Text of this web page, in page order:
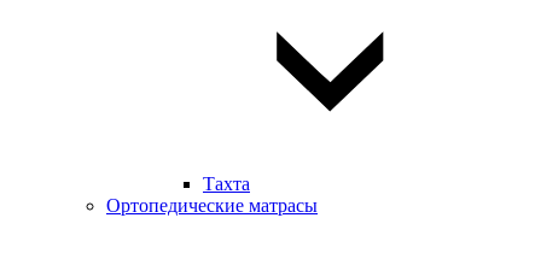
Тахта
Ортопедические матрасы